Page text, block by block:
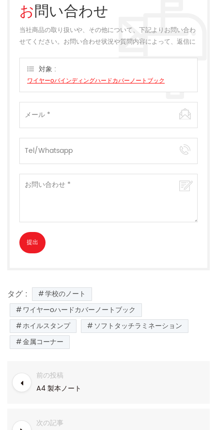
お問い合わせ
当社商品の取り扱いや、その他について、下記よりお問い合わ
せてください。お問い合わせ状況や質問内容によって、返信に
対象 :
ワイヤーoバインディングハードカバーノートブック
タグ :
学校のノート
ワイヤーoハードカバーノートブック
ホイルスタンプ
ソフトタッチラミネーション
金属コーナー
前の投稿
A4 製本ノート
次の記事